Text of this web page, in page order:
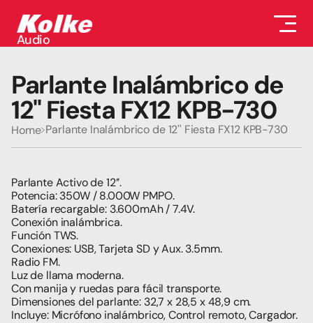
Audio
Auriculares
Conectividad
Gaming
Seguridad
Parlante Inalámbrico de
12'' Fiesta FX12 KPB-730
Home Parlante Inalámbrico de 12'' Fiesta FX12 KPB-730
Parlante Activo de 12’’.
Potencia: 350W / 8.000W PMPO.
Batería recargable: 3.600mAh / 7.4V.
Conexión inalámbrica.
Función TWS.
Conexiones: USB, Tarjeta SD y Aux. 3.5mm.
Radio FM.
Luz de llama moderna.
Con manija y ruedas para fácil transporte.
Dimensiones del parlante: 32,7 x 28,5 x 48,9 cm.
Incluye: Micrófono inalámbrico, Control remoto, Cargador.